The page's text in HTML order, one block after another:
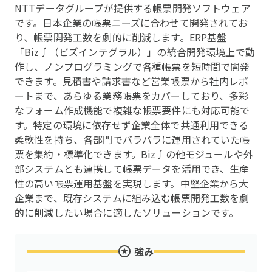
NTTデータグループが提供する帳票開発ソフトウェア
です。日本企業の帳票ニーズに合わせて開発されてお
り、帳票開発工数を劇的に削減します。ERP基盤
「Biz∫（ビズインテグラル）」の統合開発環境上で動
作し、ノンプログラミングで各種帳票を短時間で開発
できます。見積書や請求書など営業帳票から社内レポ
ートまで、あらゆる業務帳票をカバーしており、多彩
なフォーム作成機能で複雑な帳票要件にも対応可能で
す。特定の環境に依存せず企業全体で共通利用できる
柔軟性を持ち、各部門でバラバラに運用されていた帳
票を集約・標準化できます。Biz∫の他モジュールや外
部システムとも連携して帳票データを活用でき、生産
性の高い帳票運用基盤を実現します。中堅企業から大
企業まで、既存システムに組み込む帳票開発工数を劇
的に削減したい場合に適したソリューションです。
強み